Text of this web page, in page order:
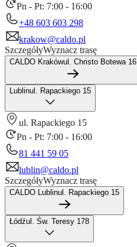
Pn - Pt: 7:00 - 16:00
+48 603 603 298
krakow@caldo.pl
SzczegółyWyznacz trasę
CALDO Krakówul. Christo Botewa 16
Lublinul. Rapackiego 15
ul. Rapackiego 15
Pn - Pt: 7:00 - 16:00
81 441 59 05
lublin@caldo.pl
SzczegółyWyznacz trasę
CALDO Lublinul. Rapackiego 15
Łódźul. Św. Teresy 178